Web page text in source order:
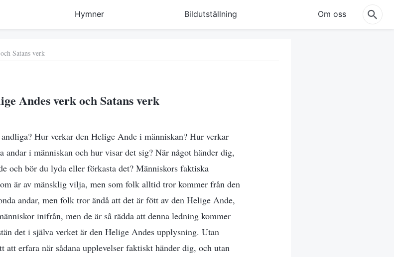
Hymner Bildutställning Om oss
Satans verk
Andes verk och Satans verk
Hur verkar den Helige Ande i människan? Hur verkar
andar i människan och hur visar det sig? När något händer dig,
och bör du lyda eller förkasta det? Människors faktiska
är av mänsklig vilja, men som folk alltid tror kommer från den
andar, men folk tror ändå att det är fött av den Helige Ande,
inifrån, men de är så rädda att denna ledning kommer
det i själva verket är den Helige Andes upplysning. Utan
att erfara när sådana upplevelser faktiskt händer dig, och utan